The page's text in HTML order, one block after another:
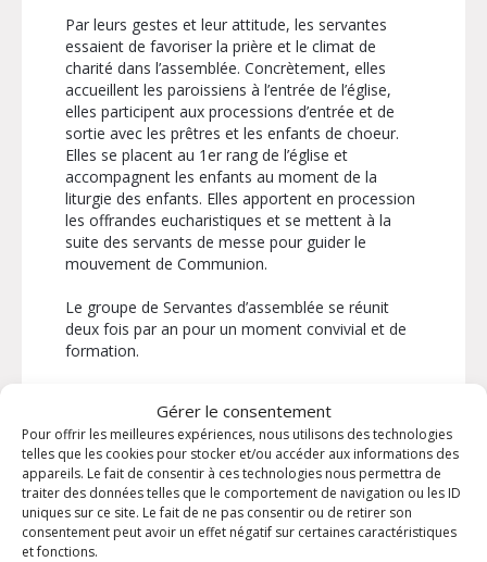
Gérer le consentement
Pour offrir les meilleures expériences, nous utilisons des technologies
telles que les cookies pour stocker et/ou accéder aux informations des
appareils. Le fait de consentir à ces technologies nous permettra de
traiter des données telles que le comportement de navigation ou les ID
uniques sur ce site. Le fait de ne pas consentir ou de retirer son
consentement peut avoir un effet négatif sur certaines caractéristiques
et fonctions.
Par leurs gestes et leur attitude, les servantes
essaient de favoriser la prière et le climat de
charité dans l’assemblée. Concrètement, elles
accueillent les paroissiens à l’entrée de l’église,
elles participent aux processions d’entrée et de
sortie avec les prêtres et les enfants de choeur.
Elles se placent au 1er rang de l’église et
accompagnent les enfants au moment de la
liturgie des enfants. Elles apportent en procession
les offrandes eucharistiques et se mettent à la
suite des servants de messe pour guider le
mouvement de Communion.
Le groupe de Servantes d’assemblée se réunit
deux fois par an pour un moment convivial et de
formation.
INFORMATIONS PRATIQUES
Contact :Dorothée Liger Belair
Téléphone :04 94 24 55 08